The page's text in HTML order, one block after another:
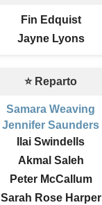
Fin Edquist
Jayne Lyons
⭐ Reparto
Samara Weaving
Jennifer Saunders
Ilai Swindells
Akmal Saleh
Peter McCallum
Sarah Rose Harper